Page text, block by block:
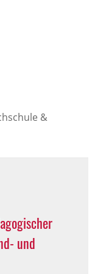
&
und